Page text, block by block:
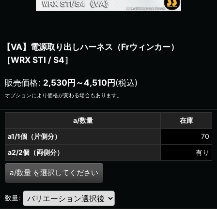
【VA】電源取り出しハーネス（Frウィンカー）
［WRX STI / S4］
販売価格: 2,530円～4,510円(税込)
オプションにより価格が変わる場合もあります。
a/数量
在庫
a1/1個（片側分）
70
a2/2個（両側分）
有り
a/数量 を選択してください
数量: